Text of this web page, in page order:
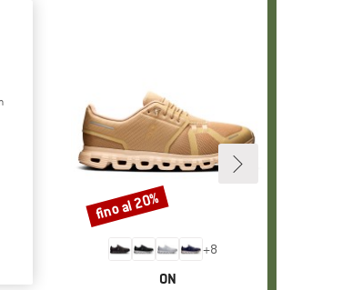
+8
MARCHIO
ON
Sconto
fino al 20%